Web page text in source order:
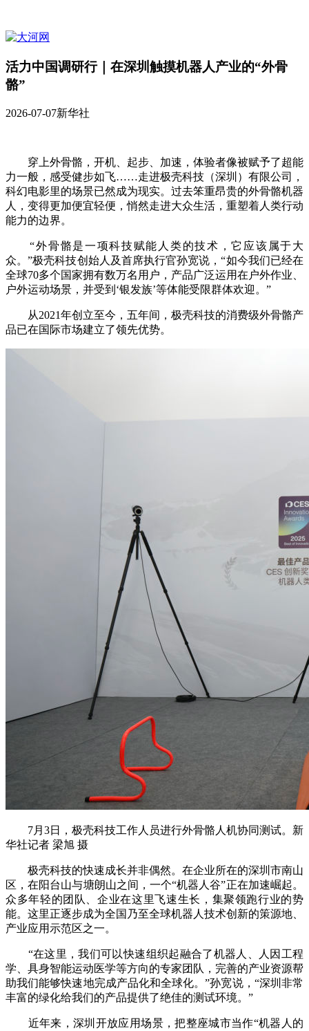
活力中国调研行｜在深圳触摸机器人产业的“外骨
骼”
2026-07-07新华社
穿上外骨骼，开机、起步、加速，体验者像被赋予了超能
力一般，感受健步如飞……走进极壳科技（深圳）有限公司，
科幻电影里的场景已然成为现实。过去笨重昂贵的外骨骼机器
人，变得更加便宜轻便，悄然走进大众生活，重塑着人类行动
能力的边界。
“外骨骼是一项科技赋能人类的技术，它应该属于大
众。”极壳科技创始人及首席执行官孙宽说，“如今我们已经在
全球70多个国家拥有数万名用户，产品广泛运用在户外作业、
户外运动场景，并受到‘银发族’等体能受限群体欢迎。”
从2021年创立至今，五年间，极壳科技的消费级外骨骼产
品已在国际市场建立了领先优势。
7月3日，极壳科技工作人员进行外骨骼人机协同测试。新
华社记者 梁旭 摄
极壳科技的快速成长并非偶然。在企业所在的深圳市南山
区，在阳台山与塘朗山之间，一个“机器人谷”正在加速崛起。
众多年轻的团队、企业在这里飞速生长，集聚领跑行业的势
能。这里正逐步成为全国乃至全球机器人技术创新的策源地、
产业应用示范区之一。
“在这里，我们可以快速组织起融合了机器人、人因工程
学、具身智能运动医学等方向的专家团队，完善的产业资源帮
助我们能够快速地完成产品化和全球化。”孙宽说，“深圳非常
丰富的绿化给我们的产品提供了绝佳的测试环境。”
近年来，深圳开放应用场景，把整座城市当作“机器人的